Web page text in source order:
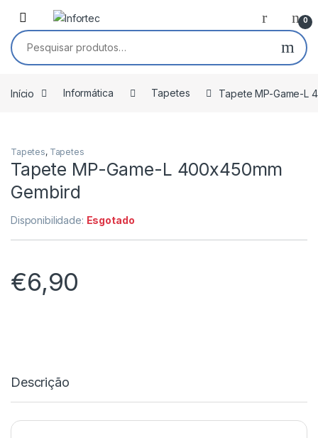
Saltar para navegação
Pular para o conteúdo
0
Pesquisar por:
Início Informática Tapetes Tapete MP-Game-L
Tapetes, Tapetes
Tapete MP-Game-L 400x450mm
Gembird
Disponibilidade: Esgotado
€6,90
Descrição